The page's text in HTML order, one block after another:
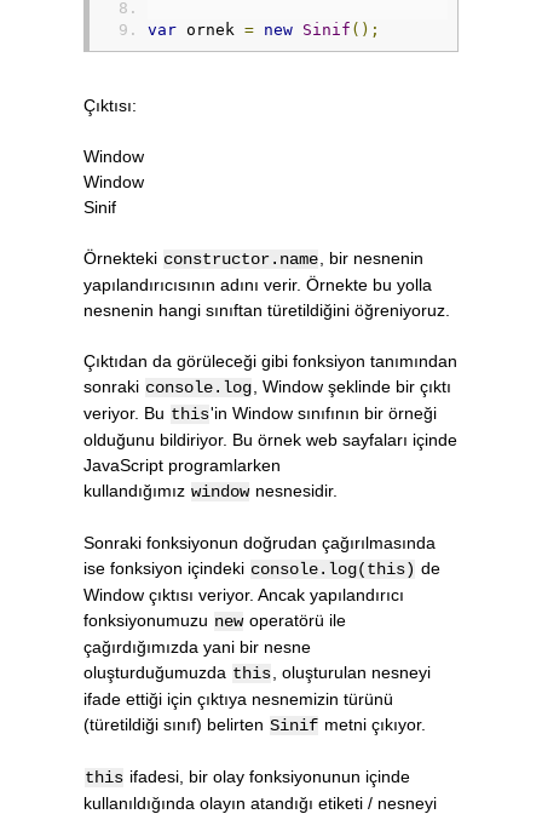
var ornek = new Sinif ();
Çıktısı:
Window
Window
Sinif
Örnekteki constructor.name , bir nesnenin
yapılandırıcısının adını verir. Örnekte bu yolla
nesnenin hangi sınıftan türetildiğini öğreniyoruz.
Çıktıdan da görüleceği gibi fonksiyon tanımından
sonraki console.log , Window şeklinde bir çıktı
veriyor. Bu this'in Window sınıfının bir örneği
olduğunu bildiriyor. Bu örnek web sayfaları içinde
JavaScript programlarken
kullandığımız window nesnesidir.
Sonraki fonksiyonun doğrudan çağırılmasında
ise fonksiyon içindeki console.log(this) de
Window çıktısı veriyor. Ancak yapılandırıcı
fonksiyonumuzu new operatörü ile
çağırdığımızda yani bir nesne
oluşturduğumuzda this , oluşturulan nesneyi
ifade ettiği için çıktıya nesnemizin türünü
(türetildiği sınıf) belirten Sinif metni çıkıyor.
this ifadesi, bir olay fonksiyonunun içinde
kullanıldığında olayın atandığı etiketi / nesneyi